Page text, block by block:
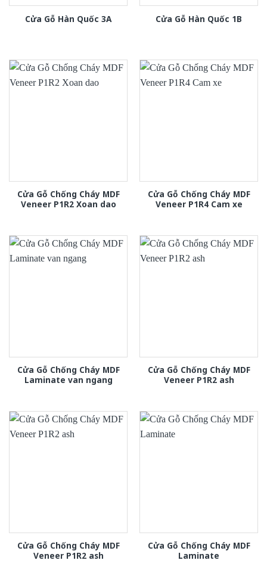
Cửa Gỗ Hàn Quốc 3A Cửa Gỗ Hàn Quốc 1B
Cửa Gỗ Chống Cháy MDF
Veneer P1R2 Xoan dao
Cửa Gỗ Chống Cháy MDF
Veneer P1R4 Cam xe
Cửa Gỗ Chống Cháy MDF
Laminate van ngang
Cửa Gỗ Chống Cháy MDF
Veneer P1R2 ash
Cửa Gỗ Chống Cháy MDF
Veneer P1R2 ash
Cửa Gỗ Chống Cháy MDF
Laminate